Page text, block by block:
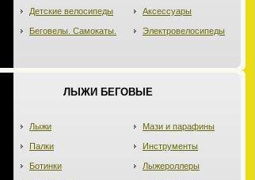
Детские велосипеды
Беговелы. Самокаты.
Аксессуары
Электровелосипеды
ЛЫЖИ БЕГОВЫЕ
Лыжи
Палки
Ботинки
Мази и парафины
Инструменты
Лыжероллеры